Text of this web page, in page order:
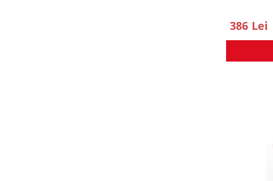
386 Lei